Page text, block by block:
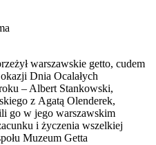
warszawskie getto, cudem
Dnia Ocalałych
– Albert Stankowski,
z Agatą Olenderek,
go w jego warszawskim
i życzenia wszelkiej
Muzeum Getta